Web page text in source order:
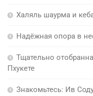
Халяль шаурма и
Надёжная опора в
Тщательно
Пхукете
Знакомьтесь: Ив